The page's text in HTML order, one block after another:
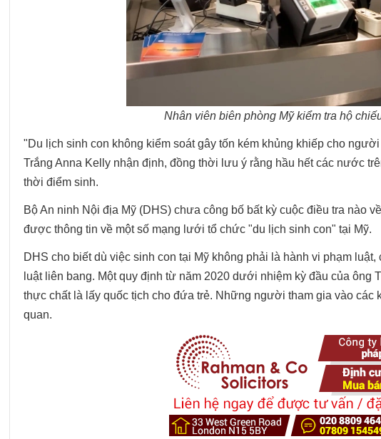
Nhân viên biên phòng Mỹ kiểm tra hộ
"Du lịch sinh con không kiểm soát gây tốn kém khủng khiếp cho
Trắng Anna Kelly nhận định, đồng thời lưu ý rằng hầu hết các nước
thời điểm sinh.
Bộ An ninh Nội địa Mỹ (DHS) chưa công bố bất kỳ cuộc điều tra nào
được thông tin về một số mạng lưới tổ chức "du lịch sinh con" tại Mỹ.
DHS cho biết dù việc sinh con tại Mỹ không phải là hành vi phạm
luật liên bang. Một quy định từ năm 2020 dưới nhiệm kỳ đầu của
thực chất là lấy quốc tịch cho đứa trẻ. Những người tham gia vào các
quan.